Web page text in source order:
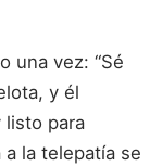
una vez: “Sé
y él
listo para
a la telepatía se